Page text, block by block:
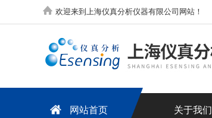
欢迎来到上海仪真分析仪器有限公司网站！
网站首页 关于我们